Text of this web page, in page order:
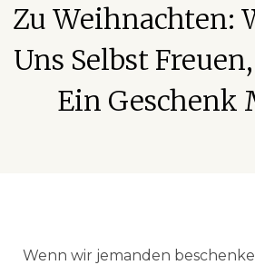
Zu Weihnachten:
Uns Selbst
Ein Geschenk
Wenn wir jemanden